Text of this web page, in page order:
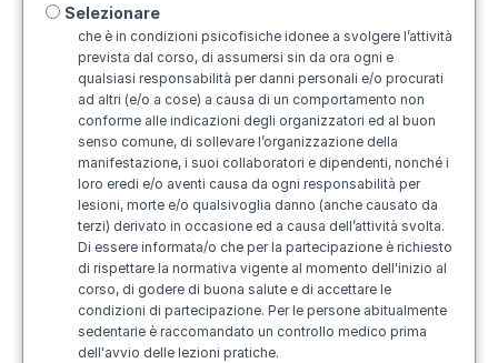
Selezionare
che è in condizioni psicofisiche idonee a svolgere l’attività
prevista dal corso, di assumersi sin da ora ogni e
qualsiasi responsabilità per danni personali e/o procurati
ad altri (e/o a cose) a causa di un comportamento non
conforme alle indicazioni degli organizzatori ed al buon
senso comune, di sollevare l’organizzazione della
manifestazione, i suoi collaboratori e dipendenti, nonché i
loro eredi e/o aventi causa da ogni responsabilità per
lesioni, morte e/o qualsivoglia danno (anche causato da
terzi) derivato in occasione ed a causa dell’attività svolta.
Di essere informata/o che per la partecipazione è richiesto
di rispettare la normativa vigente al momento dell'inizio al
corso, di godere di buona salute e di accettare le
condizioni di partecipazione. Per le persone abitualmente
sedentarie è raccomandato un controllo medico prima
dell'avvio delle lezioni pratiche.